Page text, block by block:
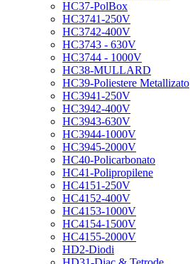
HC37-PolBox
HC3741-250V
HC3742-400V
HC3743 - 630V
HC3744 - 1000V
HC38-MULLARD
HC39-Poliestere Metallizato
HC3941-250V
HC3942-400V
HC3943-630V
HC3944-1000V
HC3945-2000V
HC40-Policarbonato
HC41-Polipropilene
HC4151-250V
HC4152-400V
HC4153-1000V
HC4154-1500V
HC4155-2000V
HD2-Diodi